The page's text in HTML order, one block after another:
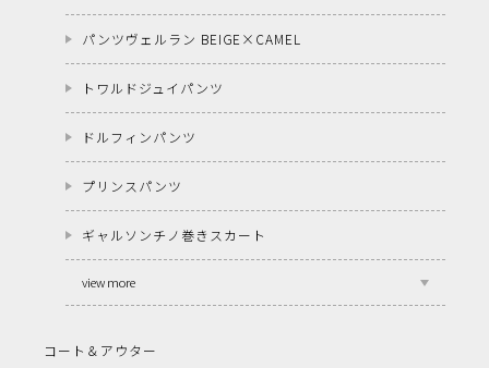
パンツヴェルラン BEIGE×CAMEL
トワルドジュイパンツ
ドルフィンパンツ
プリンスパンツ
ギャルソンチノ巻きスカート
view more
コート＆アウター